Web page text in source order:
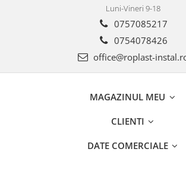
Pachete incalzire in pardoseala
Termostate de Ambient
Panouri fotovoltaice
Luni-Vineri 9-18
0757085217
0754078426
office@roplast-
MAGAZINUL MEU
CLIENTI
DATE COMERCIALE